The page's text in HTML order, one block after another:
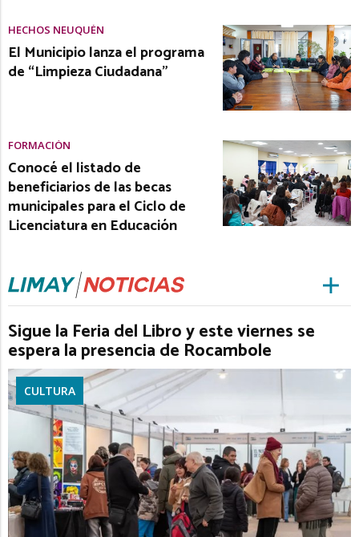
HECHOS NEUQUÉN
El Municipio lanza el programa
de “Limpieza Ciudadana”
FORMACIÓN
Conocé el listado de
beneficiarios de las becas
municipales para el Ciclo de
Licenciatura en Educación
Sigue la Feria del Libro y este viernes se
espera la presencia de Rocambole
CULTURA